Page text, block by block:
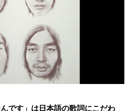
です」は日本語の歌詞にこだわ